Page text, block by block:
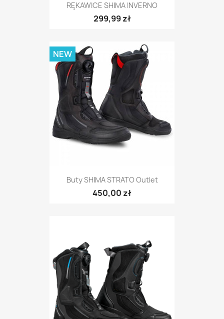
RĘKAWICE SHIMA INVERNO
299,99 zł
Buty SHIMA STRATO Outlet
450,00 zł
NEW